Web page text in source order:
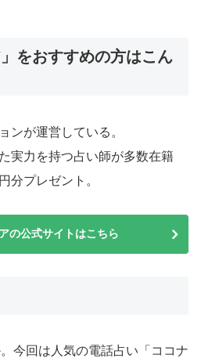
」をおすすめの方はこん
ンが運営している。
実力を持つ占い師が多数在籍
分プレゼント。
の公式サイトはこちら
今回は人気の電話占い「ココナ